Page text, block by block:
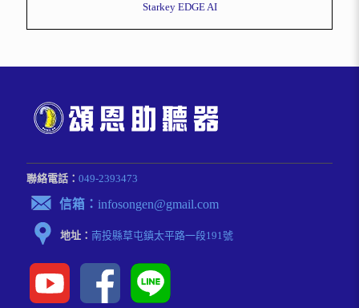
Starkey EDGE AI
聯絡電話： 049-2393473
信箱： infosongen@gmail.com
地址： 南投縣草屯鎮太平路⼀段191號